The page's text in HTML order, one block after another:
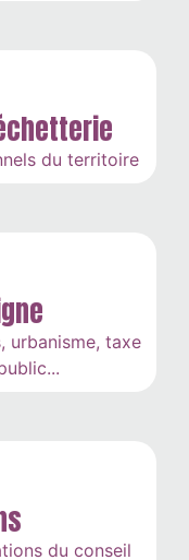
du territoire
urbanisme, taxe
du conseil